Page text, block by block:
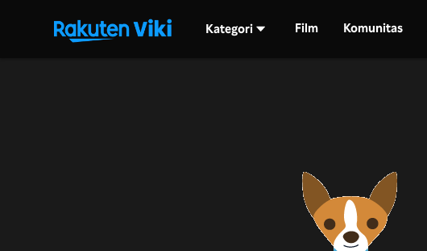
Kategori Film Komunitas